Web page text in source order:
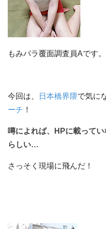
もみパラ覆面調査員Aです。
今回は、 日本橋界隈で気に
ーチ ！
噂によれば、HPに載って
らしい…
さっそく現場に飛んだ！